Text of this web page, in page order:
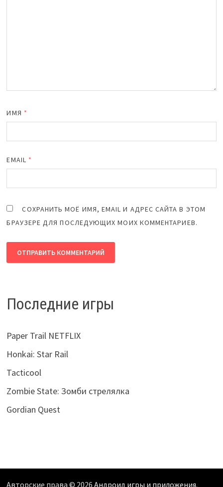
ИМЯ *
EMAIL *
СОХРАНИТЬ МОЁ ИМЯ, EMAIL И АДРЕС САЙТА В ЭТОМ
БРАУЗЕРЕ ДЛЯ ПОСЛЕДУЮЩИХ МОИХ КОММЕНТАРИЕВ.
Последние игры
Paper Trail NETFLIX
Honkai: Star Rail
Tacticool
Zombie State: Зомби стрелялка
Gordian Quest
Авторские права © 2026Андроид игры и приложения.